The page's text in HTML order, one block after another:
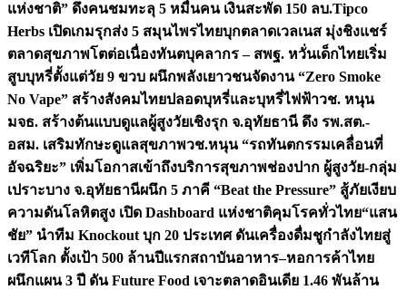
แห่งชาติ” ดึงคนชมทะลุ 5 หมื่นคน เงินสะพัด 150 ลบ.Tipco
Herbs เปิดเกมรุกส่ง 5 สมุนไพรไทยบุกตลาดเวลเนส มุ่งชิงแชร์
ตลาดสุขภาพโตต่อเนื่องทันตบุคลากร – สพฐ. หวั่นเด็กไทยเริ่ม
สูบบุหรี่ตั้งแต่วัย 9 ขวบ ผนึกพลังเยาวชนจัดงาน “Zero Smoke
No Vape” สร้างสังคมไทยปลอดบุหรี่และบุหรี่ไฟฟ้าวช. หนุน
มจธ. สร้างต้นแบบดูแลผู้สูงวัยเชิงรุก จ.อุทัยธานี ดึง รพ.สต.-
อสม. เสริมทักษะดูแลสุขภาพวช.หนุน “รถทันตกรรมเคลื่อนที่
อัจฉริยะ” เพิ่มโอกาสเข้าถึงบริการสุขภาพช่องปาก ผู้สูงวัย-กลุ่ม
เปราะบาง จ.อุทัยธานีผนึก 5 ภาคี “Beat the Pressure” สู้ภัยเงียบ
ความดันโลหิตสูง เปิด Dashboard แห่งชาติคุมโรคทั่วไทย“แสน
ชัย” นำทีม Knockout บุก 20 ประเทศ ดันเครื่องดื่มชูกำลังไทยสู่
เวทีโลก ตั้งเป้า 500 ล้านปีแรกสถาบันอาหาร–หอการค้าไทย
ผนึกแผน 3 ปี ดัน Future Food เจาะตลาดอินเดีย 1.46 พันล้าน